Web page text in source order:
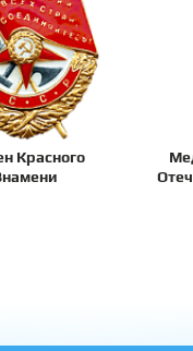
Красного